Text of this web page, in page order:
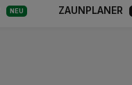
NEU ZAUNPLANER